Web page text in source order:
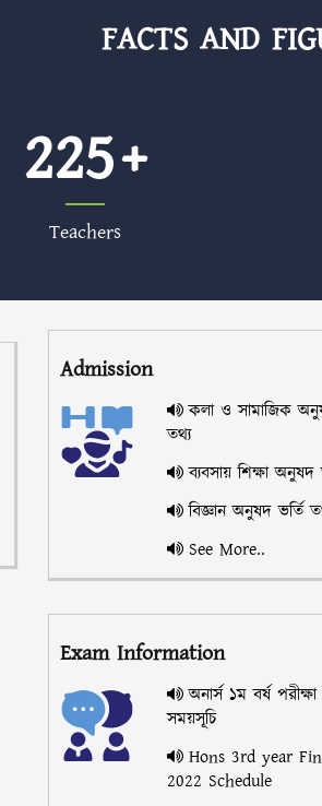
FACTS AND
225
Teachers
Admission
কলা ও সামাজিক
তথ্য
ব্যবসায় শিক্ষা অনুষদ
বিজ্ঞান অনুষদ ভর্তি
See More..
Exam Information
অনার্স ১ম বর্ষ
সময়সূচি
Hons 3rd year
2022 Schedule